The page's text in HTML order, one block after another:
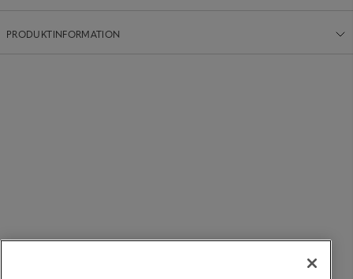
PRODUKTINFORMATION